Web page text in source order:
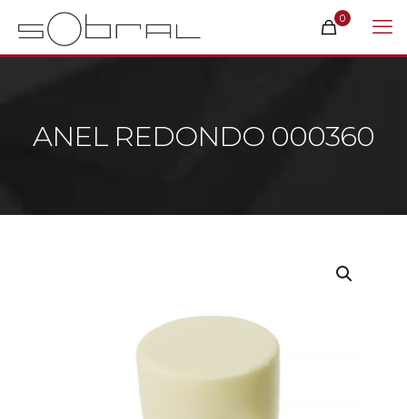
0
ANEL REDONDO 000360